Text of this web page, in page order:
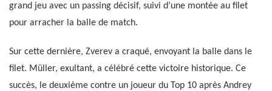
grand jeu avec un passing décisif, suivi d’une montée au filet
pour arracher la balle de match.
Sur cette dernière, Zverev a craqué, envoyant la balle dans le
filet. Müller, exultant, a célébré cette victoire historique. Ce
succès, le deuxième contre un joueur du Top 10 après Andrey